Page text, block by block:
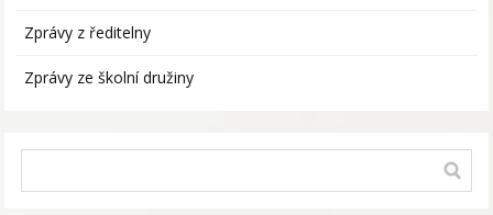
Zprávy z ředitelny
Zprávy ze školní družiny